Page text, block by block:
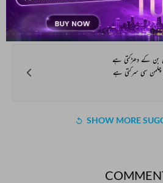
نہیں ہوتا
بن کے دھڑکتی ہے
چلمن سی سرکتی ہے
SHOW MORE